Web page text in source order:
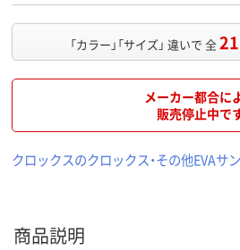
「カラー」「サイズ」 違いで 全21
メーカー都合に
販売停止中で
クロックスのクロックス・その他EVAサ
商品説明